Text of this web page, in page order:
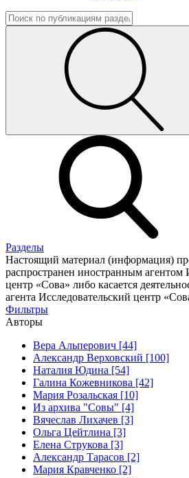
Разделы
Настоящий материал (информация)
распространен иностранным агентом
центр «Сова» либо касается
агента Исследовательский центр
Фильтры
Авторы
Вера Альперович [44]
Александр Верховский [100]
Наталия Юдина [54]
Галина Кожевникова [42]
Мария Розальская [10]
Из архива "Совы" [4]
Вячеслав Лихачев [3]
Ольга Цейтлина [3]
Елена Струкова [3]
Александр Тарасов [2]
Мария Кравченко [2]